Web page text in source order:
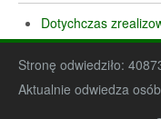
Dotychczas
Stronę odwiedziło:
Aktualnie odwiedza